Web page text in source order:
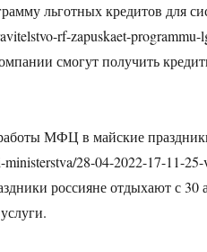
льготных кредитов для
rf-zapuskaet-
смогут получить
МФЦ в майские
28-04-2022-17-11-
россияне отдыхают с